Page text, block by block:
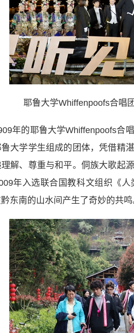
耶鲁大学Whiffenpoofs合唱
的耶鲁大学Whiffenpoofs合唱
大学学生组成的团体，凭借精
解、尊重与和平。侗族大歌起
年入选联合国教科文组织《
东南的山水间产生了奇妙的共鸣